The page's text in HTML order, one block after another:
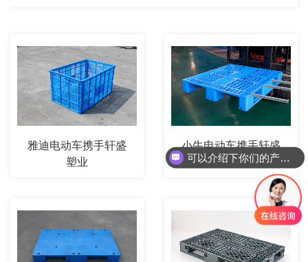
雅迪电动车携手轩盛
塑业
小牛电动车携手轩盛
塑业
可以介绍下你们的产品么？